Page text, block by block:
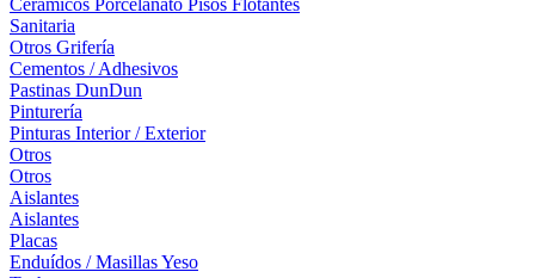
Cerámicos Porcelanato Pisos Flotantes
Sanitaria
Otros Grifería
Cementos / Adhesivos
Pastinas DunDun
Pinturería
Pinturas Interior / Exterior
Otros
Otros
Aislantes
Aislantes
Placas
Enduídos / MasillasYeso